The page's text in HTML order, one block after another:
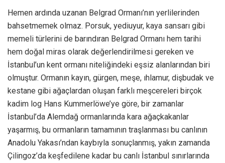
Hemen ardında uzanan Belgrad Ormanı’nın yerlilerinden
bahsetmemek olmaz. Porsuk, yediuyur, kaya sansarı gibi
memeli türlerini de barındıran Belgrad Ormanı hem tarihi
hem doğal miras olarak değerlendirilmesi gereken ve
İstanbul’un kent ormanı niteliğindeki eşsiz alanlarından biri
olmuştur. Ormanın kayın, gürgen, meşe, ıhlamur, dişbudak ve
kestane gibi ağaçlardan oluşan farklı meşcereleri birçok
kadim log Hans Kummerlöwe’ye göre, bir zamanlar
İstanbul’da Alemdağ ormanlarında kara ağaçkakanlar
yaşarmış, bu ormanların tamamının traşlanması bu canlının
Anadolu Yakası’ndan kaybıyla sonuçlanmış, yakın zamanda
Çilingoz’da keşfedilene kadar bu canlı İstanbul sınırlarında